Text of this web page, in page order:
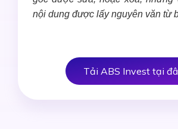
nội dung được lấy nguyên văn từ
Tải ABS Invest tại